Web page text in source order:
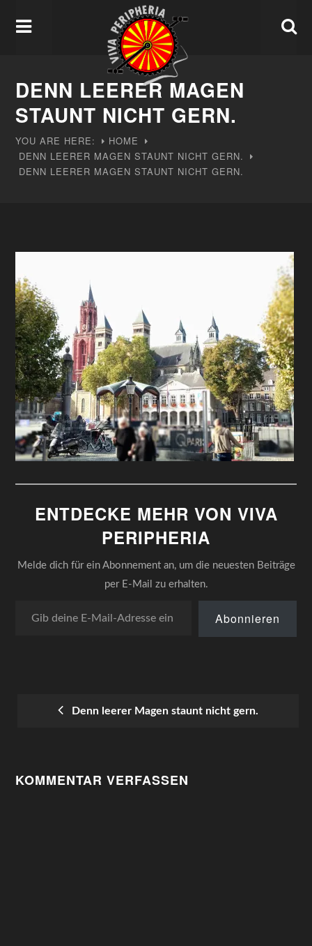
DENN LEERER MAGEN
STAUNT NICHT GERN.
YOU ARE HERE:
HOME
DENN LEERER MAGEN STAUNT NICHT GERN.
DENN LEERER MAGEN STAUNT NICHT GERN.
ENTDECKE MEHR VON VIVA
PERIPHERIA
Melde dich für ein Abonnement an, um die neuesten Beiträge
per E-Mail zu erhalten.
Abonnieren
Denn leerer Magen staunt nicht gern.
KOMMENTAR VERFASSEN